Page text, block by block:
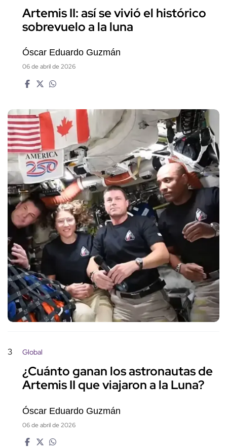
Artemis II: así se vivió el histórico
sobrevuelo a la luna
Óscar Eduardo Guzmán
06 de abril de 2026
3 Global
¿Cuánto ganan los astronautas de
Artemis II que viajaron a la Luna?
Óscar Eduardo Guzmán
06 de abril de 2026